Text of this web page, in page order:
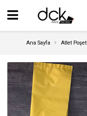
Ana Sayfa Atlet Poşet